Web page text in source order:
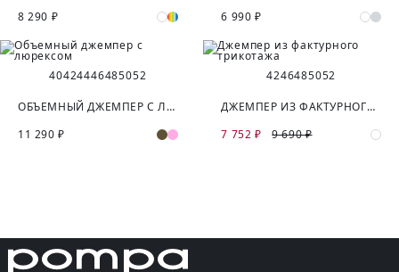
8 290 ₽
6 990 ₽
40424446485052
ОБЪЕМНЫЙ ДЖЕМПЕР С ЛЮРЕКСОМ
11 290 ₽
4246485052
ДЖЕМПЕР ИЗ ФАКТУРНОГО ТРИКОТАЖА
7 752 ₽
9 690 ₽